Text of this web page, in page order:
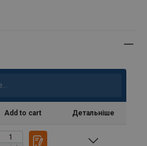
Add to cart Детальніше